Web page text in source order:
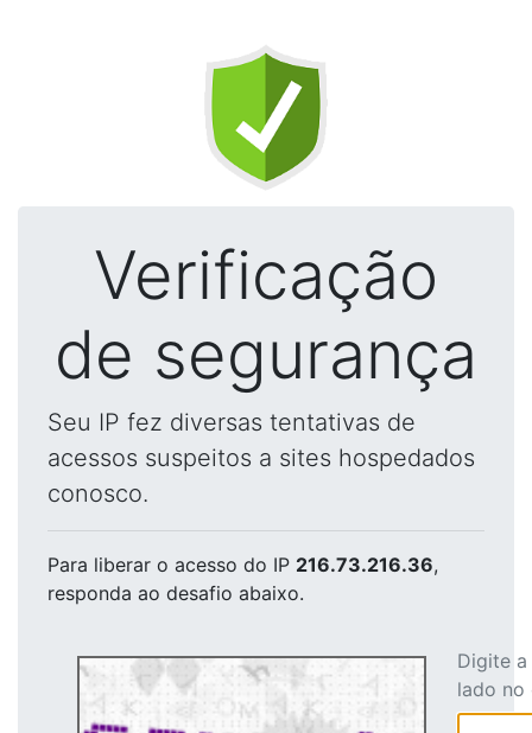
Verificação
de segurança
Seu IP fez diversas tentativas de
acessos suspeitos a sites hospedados
conosco.
Para liberar o acesso do IP 216.73.216.36,
responda ao desafio abaixo.
Digite
lado no